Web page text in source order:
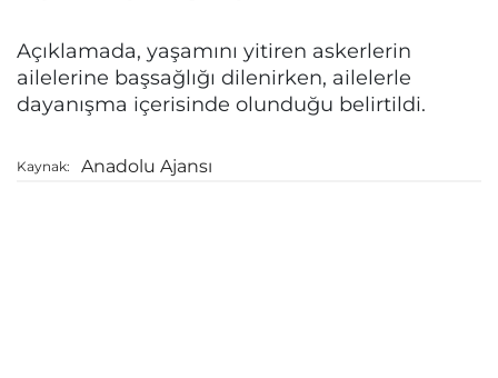
Açıklamada, yaşamını yitiren askerlerin
ailelerine başsağlığı dilenirken, ailelerle
dayanışma içerisinde olunduğu belirtildi.
Kaynak: Anadolu Ajansı